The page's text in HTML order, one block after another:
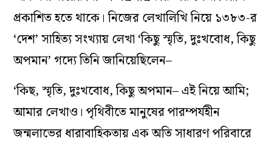
প্রকাশিত হতে থাকে। নিজের লেখালিখি নিয়ে ১৩৮৩-র
‘দেশ’ সাহিত্য সংখ্যায় লেখা ‘কিছু স্মৃতি, দুঃখবোধ, কিছু
অপমান’ গদ্যে তিনি জানিয়েছিলেন–
‘কিছ, স্মৃতি, দুঃখবোধ, কিছু অপমান– এই নিয়ে আমি;
আমার লেখাও। পৃথিবীতে মানুষের পারম্পর্যহীন
জন্মলাভের ধারাবাহিকতায় এক অতি সাধারণ পরিবারে